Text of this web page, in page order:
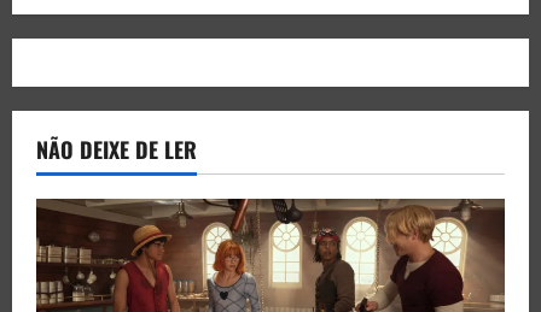
NÃO DEIXE DE LER